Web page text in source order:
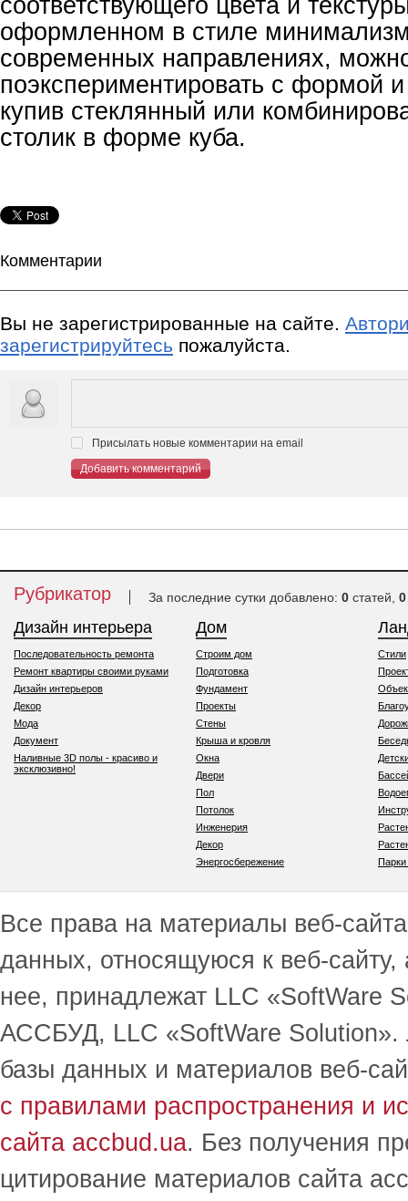
оформленном в стиле
современных направлениях,
поэкспериментировать с формой
купив стеклянный или
столик в форме куба.
Комментарии
Вы не зарегистрированные на сайте.
зарегистрируйтесь пожалуйста.
Присылать новые комментарии на email
Добавить комментарий
Рубрикатор За последние сутки добавлено: 0 статей, 0
Дизайн интерьера
Последовательность ремонта
Ремонт квартиры своими руками
Дизайн интерьеров
Декор
Мода
Документ
Наливные 3D полы - красиво и
эксклюзивно!
Дом
Строим дом
Подготовка
Фундамент
Проекты
Стены
Крыша и кровля
Окна
Двери
Пол
Потолок
Инженерия
Декор
Энергосбережение
Стили
Все права на материалы веб-
данных, относящуюся к веб-
нее, принадлежат LLC
АССБУД, LLC «SoftWare Solution».
базы данных и материалов веб-
с правилами распространения и
сайта accbud.ua. Без получения
цитирование материалов сайта